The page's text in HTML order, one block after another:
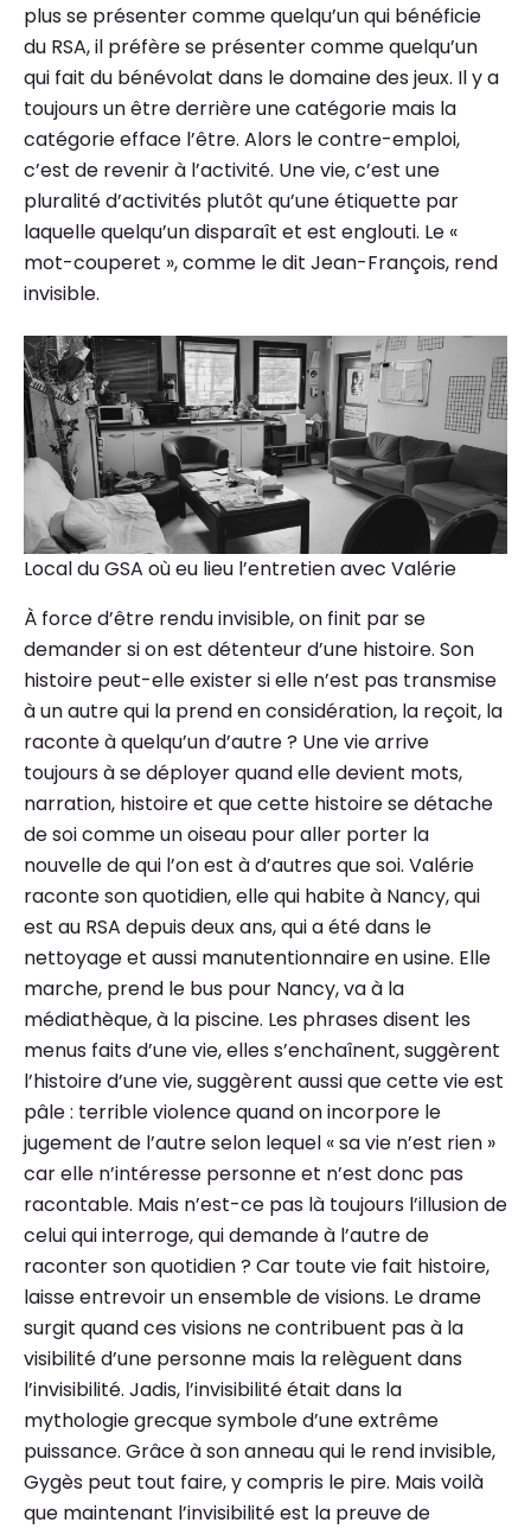
plus se présenter comme quelqu’un qui bénéficie
du RSA, il préfère se présenter comme quelqu’un
qui fait du bénévolat dans le domaine des jeux. Il y a
toujours un être derrière une catégorie mais la
catégorie efface l’être. Alors le contre-emploi,
c’est de revenir à l’activité. Une vie, c’est une
pluralité d’activités plutôt qu’une étiquette par
laquelle quelqu’un disparaît et est englouti. Le «
mot-couperet », comme le dit Jean-François, rend
invisible.
Local du GSA où eu lieu l’entretien avec Valérie
À force d’être rendu invisible, on finit par se
demander si on est détenteur d’une histoire. Son
histoire peut-elle exister si elle n’est pas transmise
à un autre qui la prend en considération, la reçoit, la
raconte à quelqu’un d’autre ? Une vie arrive
toujours à se déployer quand elle devient mots,
narration, histoire et que cette histoire se détache
de soi comme un oiseau pour aller porter la
nouvelle de qui l’on est à d’autres que soi. Valérie
raconte son quotidien, elle qui habite à Nancy, qui
est au RSA depuis deux ans, qui a été dans le
nettoyage et aussi manutentionnaire en usine. Elle
marche, prend le bus pour Nancy, va à la
médiathèque, à la piscine. Les phrases disent les
menus faits d’une vie, elles s’enchaînent, suggèrent
l’histoire d’une vie, suggèrent aussi que cette vie est
pâle : terrible violence quand on incorpore le
jugement de l’autre selon lequel « sa vie n’est rien »
car elle n’intéresse personne et n’est donc pas
racontable. Mais n’est-ce pas là toujours l’illusion de
celui qui interroge, qui demande à l’autre de
raconter son quotidien ? Car toute vie fait histoire,
laisse entrevoir un ensemble de visions. Le drame
surgit quand ces visions ne contribuent pas à la
visibilité d’une personne mais la relèguent dans
l’invisibilité. Jadis, l’invisibilité était dans la
mythologie grecque symbole d’une extrême
puissance. Grâce à son anneau qui le rend invisible,
Gygès peut tout faire, y compris le pire. Mais voilà
que maintenant l’invisibilité est la preuve de